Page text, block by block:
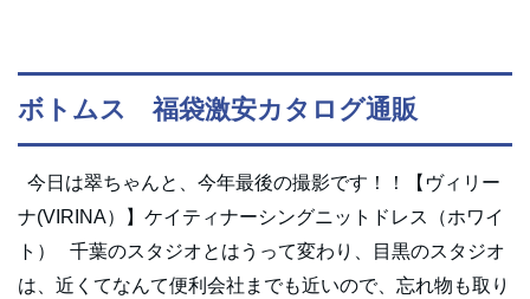
ボトムス 福袋激安カタログ通販
今日は翠ちゃんと、今年最後の撮影です！！【ヴィリー
ナ(VIRINA）】ケイティナーシングニットドレス（ホワイ
ト） 千葉のスタジオとはうって変わり、目黒のスタジオ
は、近くてなんて便利会社までも近いので、忘れ物も取り